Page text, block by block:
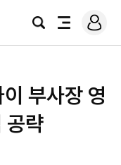
검
전
로
그
부사장 영
공략